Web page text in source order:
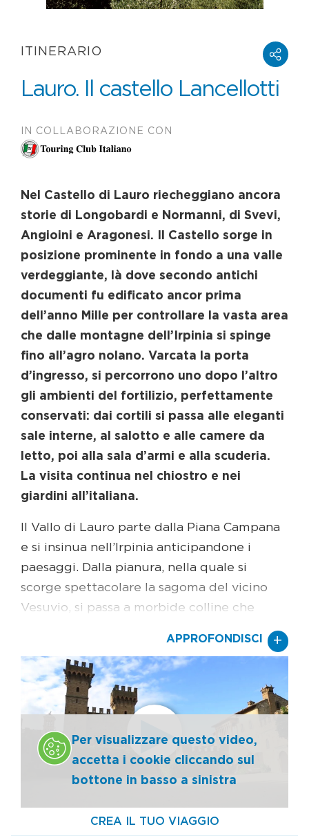
ITINERARIO
Lauro. Il castello Lancellotti
IN COLLABORAZIONE CON
Nel Castello di Lauro riecheggiano ancora
storie di Longobardi e Normanni, di Svevi,
Angioini e Aragonesi. Il Castello sorge in
posizione prominente in fondo a una valle
verdeggiante, là dove secondo antichi
documenti fu edificato ancor prima
dell’anno Mille per controllare la vasta area
che dalle montagne dell’Irpinia si spinge
fino all’agro nolano. Varcata la porta
d’ingresso, si percorrono uno dopo l’altro
gli ambienti del fortilizio, perfettamente
conservati: dai cortili si passa alle eleganti
sale interne, al salotto e alle camere da
letto, poi alla sala d’armi e alla scuderia.
La visita continua nel chiostro e nei
giardini all’italiana.
Il Vallo di Lauro parte dalla Piana Campana
e si insinua nell’Irpinia anticipandone i
paesaggi. Dalla pianura, nella quale si
scorge spettacolare la sagoma del vicino
Vesuvio, si passa a morbide colline che
arrivare alle forme della vera montagna. Il
centro di Lauro deve proprio a questa sua
posizione lo splendore che le sue terre
conobbero nei secoli passati e di cui
rimangono alcune testimonianze. Ma, nella
zona, l’elemento che più di tutti lascia
senza fiato è senza dubbio il Castello
passato di mano in mano tra le famiglie che
dominarono la terra di Lauro, fino appunto
APPROFONDISCI +
Per visualizzare questo video,
accetta i cookie cliccando sul
bottone in basso a sinistra